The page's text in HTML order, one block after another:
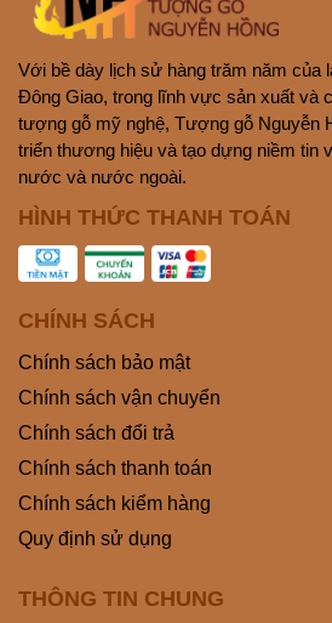
Với bề dày lịch sử hàng trăm năm của
Đông Giao, trong lĩnh vực sản xuất và
tượng gỗ mỹ nghệ, Tượng gỗ Nguyễn
triển thương hiệu và tạo dựng niềm tin
nước và nước ngoài.
HÌNH THỨC THANH TOÁN
CHÍNH SÁCH
Chính sách bảo mật
Chính sách vận chuyển
Chính sách đổi trả
Chính sách thanh toán
Chính sách kiểm hàng
Quy định sử dụng
THÔNG TIN CHUNG